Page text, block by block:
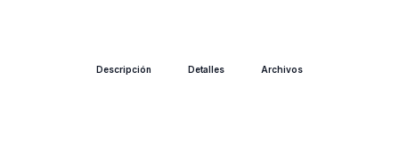
Descripción Detalles Archivos